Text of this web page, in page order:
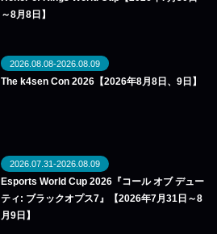
～8月8日】
2026.08.08-2026.08.09
The k4sen Con 2026【2026年8月8日、9日】
2026.07.31-2026.08.09
Esports World Cup 2026『コール オブ デュー
ティ: ブラックオプス7』【2026年7月31日～8
月9日】